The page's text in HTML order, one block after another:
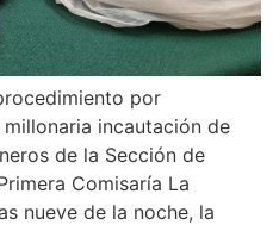
por
incautación de
de la Sección de
Comisaría La
nueve de la noche, la